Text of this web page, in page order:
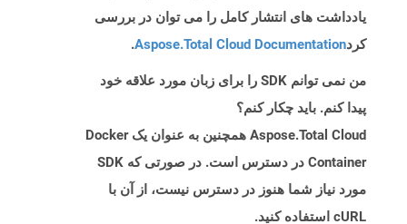
یادداشت های انتشار کامل را می توان در بررسی
کردAspose.Total Cloud Documentation
.
من نمی توانم SDK را برای زبان مورد علاقه خود
پیدا کنم. باید چکار کنم؟
Aspose.Total Cloud همچنین به عنوان یک Docker
Container در دسترس است. در صورتی که SDK
مورد نیاز شما هنوز در دسترس نیست، از آن با
cURL استفاده کنید.